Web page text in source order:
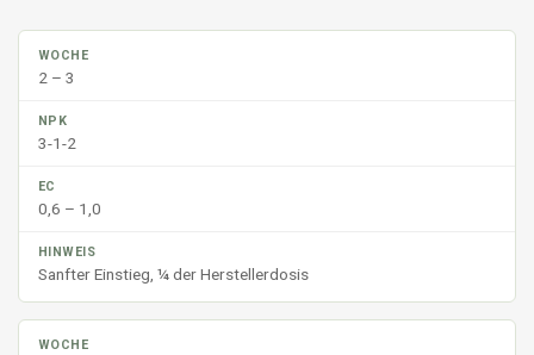
2 – 3
3-1-2
0,6 – 1,0
Sanfter Einstieg, ¼ der Herstellerdosis